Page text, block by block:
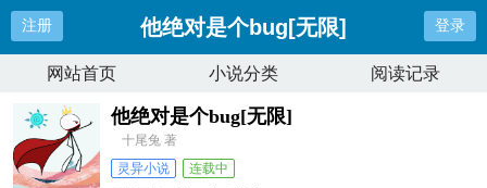
注册 他绝对是个bug[无限] 登录
网站首页 小说分类 阅读记录
他绝对是个bug[无限]
十尾兔 著
灵异小说
连载中